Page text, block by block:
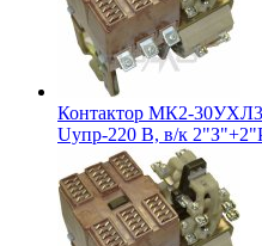
Контактор МК2-
Uупр-220 В, в/к